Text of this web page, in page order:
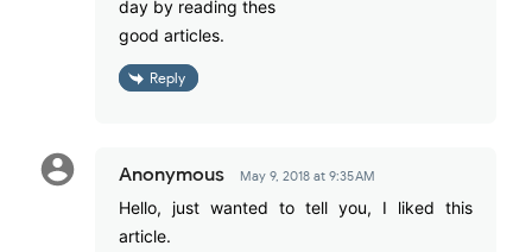
day by reading thes
good articles.
Reply
Anonymous May 9, 2018 at 9:35 AM
Hello, just wanted to tell you, I liked this
article.